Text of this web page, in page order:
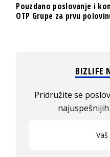
Pouzdano poslovanje i
OTP Grupe za prvu
BIZLIFE
Pridružite se